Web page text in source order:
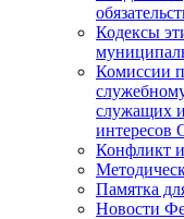
Кодексы
Комиссии
служащих
интересов
Конфликт
Памятка
Новости